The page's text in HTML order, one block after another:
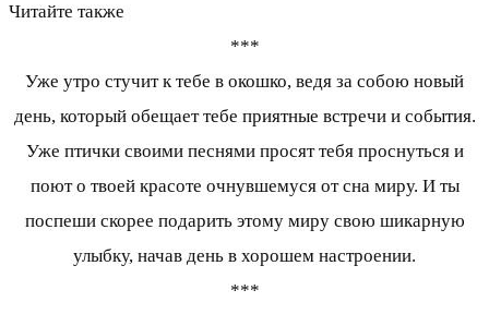
Читайте также
***
Уже утро стучит к тебе в окошко, ведя за собою новый
день, который обещает тебе приятные встречи и события.
Уже птички своими песнями просят тебя проснуться и
поют о твоей красоте очнувшемуся от сна миру. И ты
поспеши скорее подарить этому миру свою шикарную
улыбку, начав день в хорошем настроении.
***